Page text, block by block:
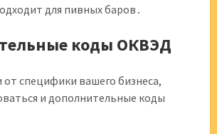
для пивных баров․
коды ОКВЭД
от специфики вашего бизнеса,
и дополнительные коды